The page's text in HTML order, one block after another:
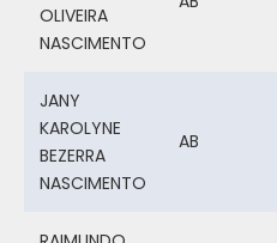
OLIVEIRA
NASCIMENTO
JANY
KAROLYNE
BEZERRA
NASCIMENTO
AB